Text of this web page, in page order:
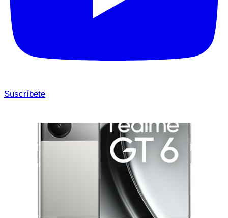
Suscríbete